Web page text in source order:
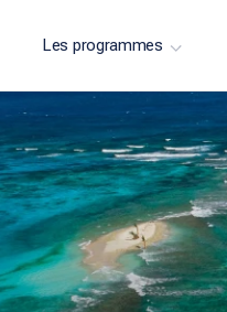
Les programmes